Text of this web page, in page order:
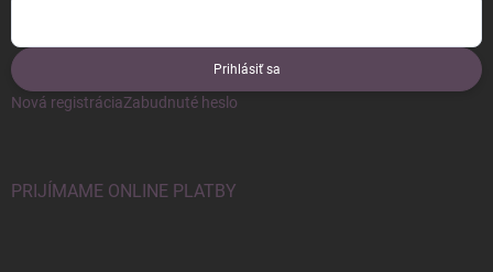
Prihlásiť sa
Nová registráciaZabudnuté heslo
PRIJÍMAME ONLINE PLATBY